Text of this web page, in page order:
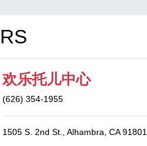
欢乐托儿中心
(626) 354-1955
1505 S. 2nd St., Alhambra, CA 91801